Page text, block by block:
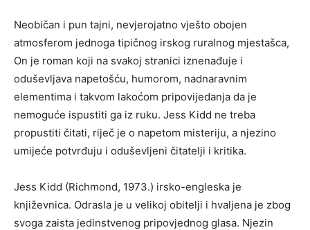
Neobičan i pun tajni, nevjerojatno vješto obojen
atmosferom jednoga tipičnog irskog ruralnog mjestašca,
On je roman koji na svakoj stranici iznenađuje i
oduševljava napetošću, humorom, nadnaravnim
elementima i takvom lakoćom pripovijedanja da je
nemoguće ispustiti ga iz ruku. Jess Kidd ne treba
propustiti čitati, riječ je o napetom misteriju, a njezino
umijeće potvrđuju i oduševljeni čitatelji i kritika.
Jess Kidd (Richmond, 1973.) irsko-engleska je
književnica. Odrasla je u velikoj obitelji i hvaljena je zbog
svoga zaista jedinstvenog pripovjednog glasa. Njezin